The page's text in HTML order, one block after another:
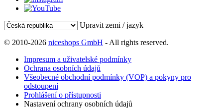
Upravit zemi / jazyk
© 2010-2026 niceshops GmbH - All rights reserved.
Impresum a uživatelské podmínky
Ochrana osobních údajů
Všeobecné obchodní podmínky (VOP) a pokyny pro
odstoupení
Prohlášení o přístupnosti
Nastavení ochrany osobních údajů